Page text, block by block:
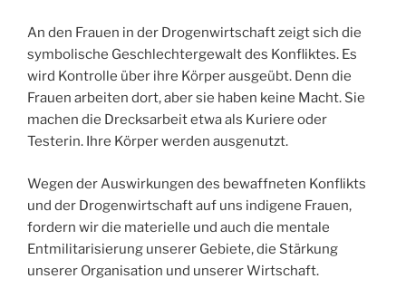
An den Frauen in der Drogenwirtschaft zeigt sich die
symbolische Geschlechtergewalt des Konfliktes. Es
wird Kontrolle über ihre Körper ausgeübt. Denn die
Frauen arbeiten dort, aber sie haben keine Macht. Sie
machen die Drecksarbeit etwa als Kuriere oder
Testerin. Ihre Körper werden ausgenutzt.
Wegen der Auswirkungen des bewaffneten Konflikts
und der Drogenwirtschaft auf uns indigene Frauen,
fordern wir die materielle und auch die mentale
Entmilitarisierung unserer Gebiete, die Stärkung
unserer Organisation und unserer Wirtschaft.